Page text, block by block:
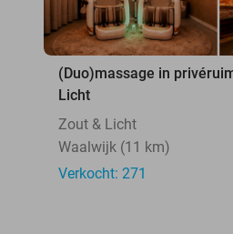
(Duo)massage in
Licht
Zout & Licht
Waalwijk (11 km)
Verkocht: 271